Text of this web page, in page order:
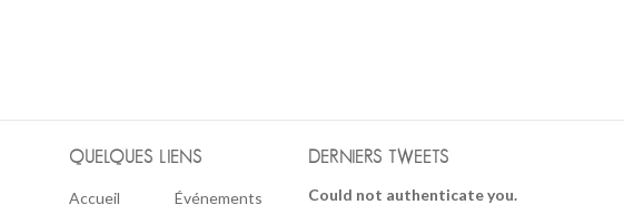
QUELQUES LIENS
Accueil
Événements
DERNIERS TWEETS
Could not authenticate you.